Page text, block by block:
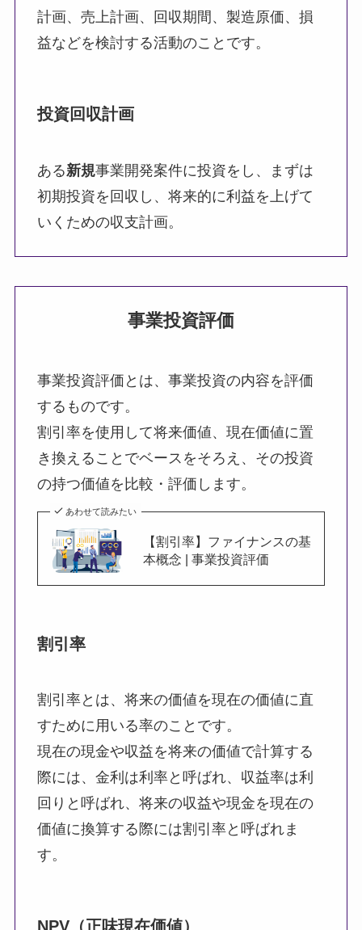
計画、売上計画、回収期間、製造原価、損
益などを検討する活動のことです。
投資回収計画
ある新規事業開発案件に投資をし、まずは
初期投資を回収し、将来的に利益を上げて
いくための収支計画。
事業投資評価
事業投資評価とは、事業投資の内容を評価
するものです。
割引率を使用して将来価値、現在価値に置
き換えることでベースをそろえ、その投資
の持つ価値を比較・評価します。
あわせて読みたい
【割引率】ファイナンスの基
本概念 | 事業投資評価
割引率
割引率とは、将来の価値を現在の価値に直
すために用いる率のことです。
現在の現金や収益を将来の価値で計算する
際には、金利は利率と呼ばれ、収益率は利
回りと呼ばれ、将来の収益や現金を現在の
価値に換算する際には割引率と呼ばれま
す。
NPV（正味現在価値）